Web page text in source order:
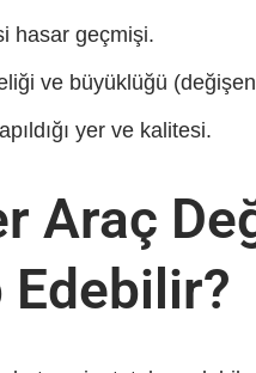
hasar geçmişi.
ve büyüklüğü
yer ve kalitesi.
Araç
Edebilir?